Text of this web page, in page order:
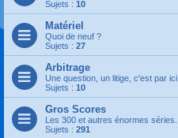
Sujets : 10
Matériel
Quoi de neuf ?
Sujets : 27
Arbitrage
Une question, un litige, c'est par ici
Sujets : 10
Gros Scores
Les 300 et autres énormes séries.
Sujets : 291